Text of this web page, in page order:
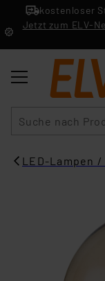
kostenloser
Jetzt zum ELV-
LED-Lampen